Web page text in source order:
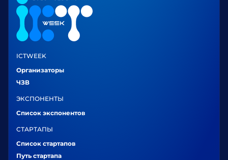
ICTWEEK
Организаторы
ЧЗВ
ЭКСПОНЕНТЫ
Список экспонентов
СТАРТАПЫ
Список стартапов
Путь стартапа